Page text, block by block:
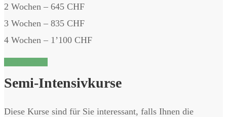
2 Wochen – 645 CHF
3 Wochen – 835 CHF
4 Wochen – 1’100 CHF
Semi-Intensivkurse
Diese Kurse sind für Sie interessant, falls Ihnen die